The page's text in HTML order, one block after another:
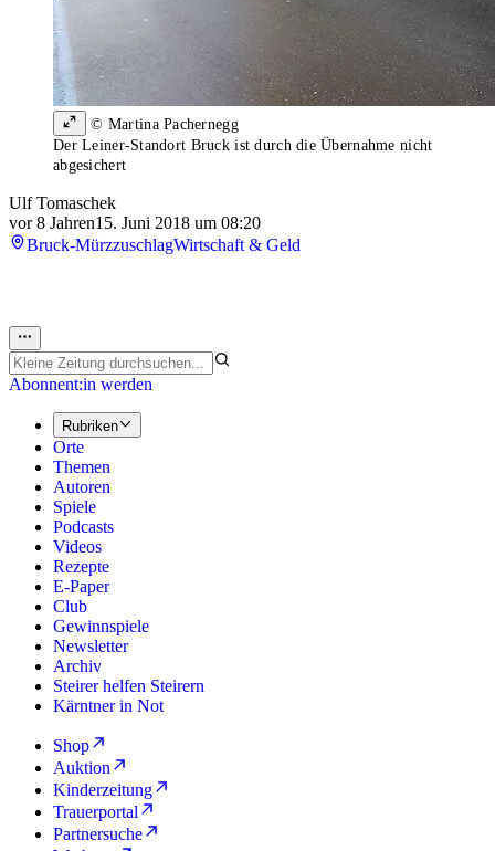
© Martina Pachernegg
Der Leiner-Standort Bruck ist durch die Übernahme nicht
abgesichert
Ulf Tomaschek
vor 8 Jahren15. Juni 2018 um 08:20
Bruck-MürzzuschlagWirtschaft & Geld
Abonnent:in werden
Rubriken
Orte
Themen
Autoren
Spiele
Podcasts
Videos
Rezepte
E-Paper
Club
Gewinnspiele
Newsletter
Archiv
Steirer helfen Steirern
Kärntner in Not
Shop
Auktion
Kinderzeitung
Trauerportal
Partnersuche